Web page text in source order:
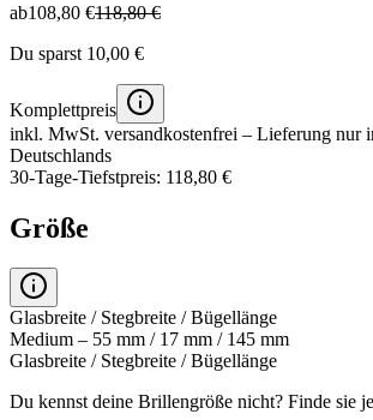
ab108,80 €118,80 €
Du sparst 10,00 €
Komplettpreis
inkl. MwSt. versandkostenfrei – Lieferung nur
Deutschlands
30-Tage-Tiefstpreis: 118,80 €
Größe
Glasbreite / Stegbreite / Bügellänge
Medium – 55 mm / 17 mm / 145 mm
Glasbreite / Stegbreite / Bügellänge
Du kennst deine Brillengröße nicht? Finde sie